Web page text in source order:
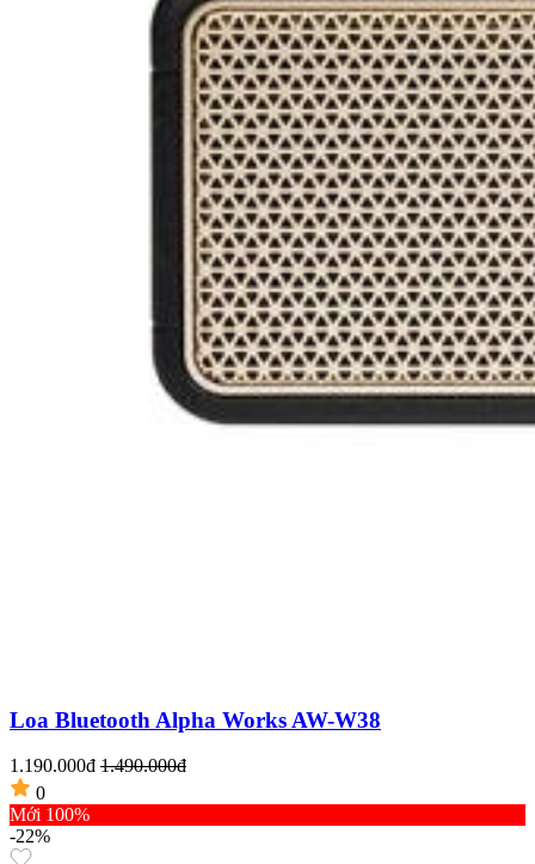
Loa Bluetooth Alpha Works AW-W38
1.190.000đ 1.490.000đ
0
Mới 100%
-22%